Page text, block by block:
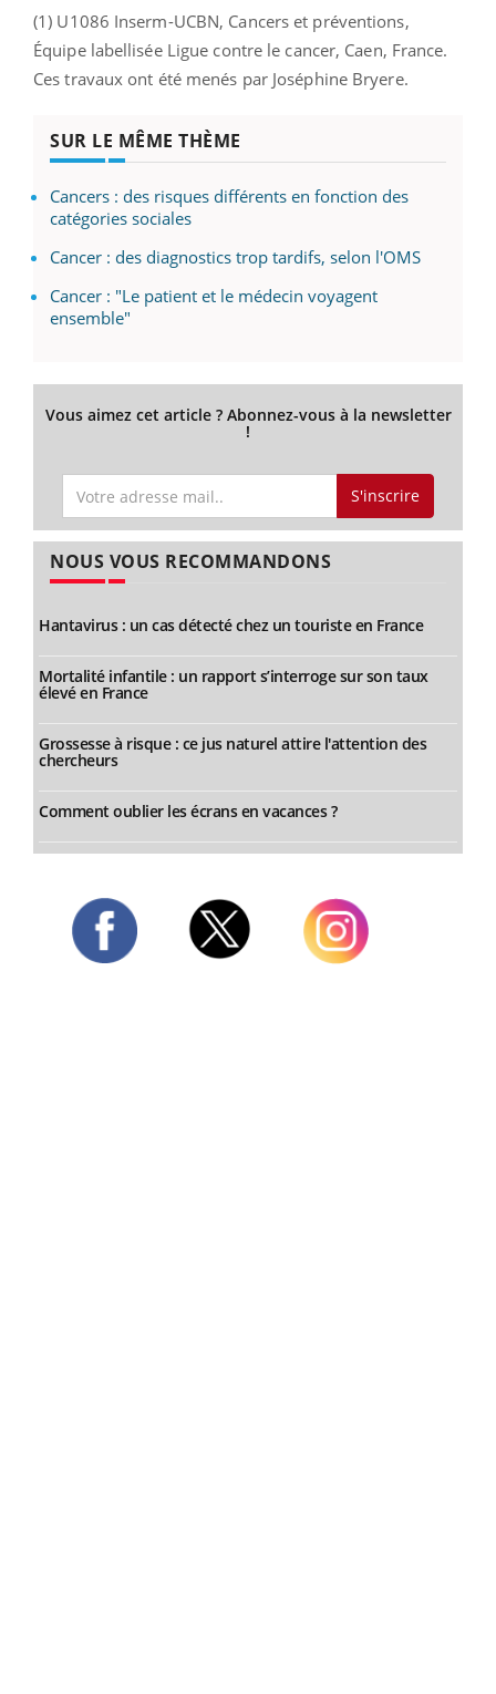
(1) U1086 Inserm-UCBN, Cancers et préventions,
Équipe labellisée Ligue contre le cancer, Caen, France.
Ces travaux ont été menés par Joséphine Bryere.
SUR LE MÊME THÈME
Cancers : des risques différents en fonction des
catégories sociales
Cancer : des diagnostics trop tardifs, selon l'OMS
Cancer : "Le patient et le médecin voyagent
ensemble"
Vous aimez cet article ? Abonnez-vous à la newsletter
!
S'inscrire
NOUS VOUS RECOMMANDONS
Hantavirus : un cas détecté chez un touriste en France
Mortalité infantile : un rapport s’interroge sur son taux
élevé en France
Grossesse à risque : ce jus naturel attire l'attention des
chercheurs
Comment oublier les écrans en vacances ?